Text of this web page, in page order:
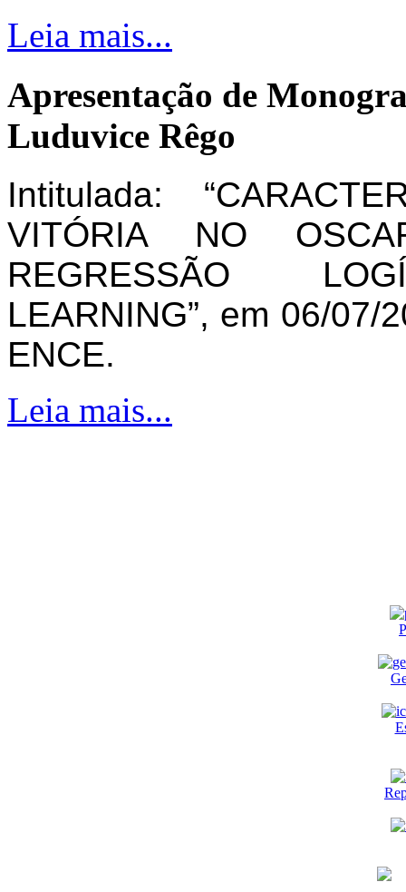
Leia mais...
Apresentação de
Luduvice Rêgo
Intitulada:
VITÓRIA NO
REGRESSÃO
LEARNING”, em 06/
ENCE.
Leia mais...